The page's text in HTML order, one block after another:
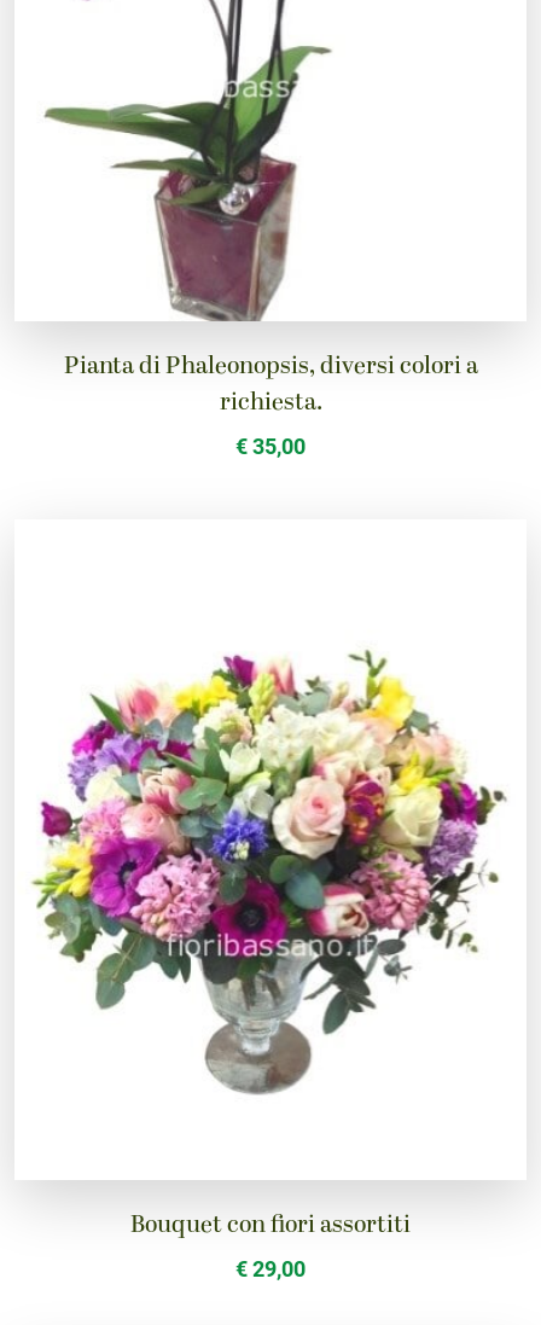
Pianta di Phaleonopsis, diversi colori a
richiesta.
€ 35,00
Bouquet con fiori assortiti
€ 29,00